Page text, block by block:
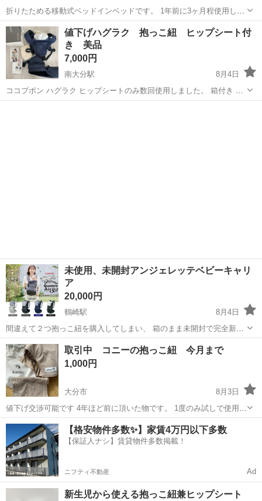
折りたためる移動式ベッドインベッドです。 1年前に3ヶ月程使用して
いました。ミルクシミがあるので、気にならない方のみ連絡くださ
い。 たばこ、ペットはなしです。 スムーズなやり取りをお願いしま
す。
大分 宇佐市 柳ケ浦駅 ベビー用品
値下げハグラク 抱っこ紐 ヒップシート付
き 美品
7,000円
南大分駅
8月4日
ココプポン ハグラク ヒップシートのみ数回使用しました。 箱付き よ
だれカバーは肩ベルト用2点、フロント用1点が付いており未使用で
未使用、未開封アンジェレッテベビーキャリ
ア
20,000円
鶴崎駅
8月4日
間違えて２つ抱っこ紐を購入してしまい、 箱のまま未開封で完全新品
未使用です💦 定価28,600です 少しお安くお譲りします😂
大分 大分市 鶴崎駅 ベビー用品 譲り
取引中 コニーの抱っこ紐 今月まで
1,000円
大分市
8月3日
値下げ交渉可能です 4年ほど前に頂いた物です。 1度のみ試しで使用し
たのみ。 自宅保存のため、ご理解いただける方よろしくお願いしま
大分 大分市 ベビー用品
【格安物件多数✨】家賃4万円以下多数
【保証人ナシ】賃貸物件多数掲載！
ニフティ不動産 Ad
新生児から使える抱っこ紐兼ヒップシート